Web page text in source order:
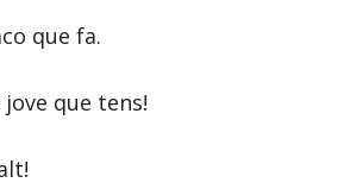
que fa.
que tens!